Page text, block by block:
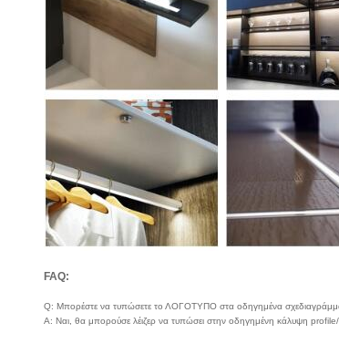
FAQ:
Q: Μπορέστε να τυπώσετε το ΛΟΓΟΤΥΠΟ στα οδηγημένα
Α: Ναι, θα μπορούσε λέιζερ να τυπώσει στην οδηγημένη κάλυψη